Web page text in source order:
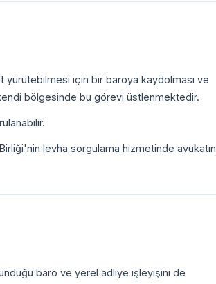
yürütebilmesi için bir baroya kaydolması ve
bölgesinde bu görevi üstlenmektedir.
levha sorgulama hizmetinde avukatın
baro ve yerel adliye işleyişini de